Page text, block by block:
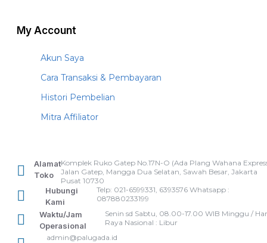
My Account
Akun Saya
Cara Transaksi & Pembayaran
Histori Pembelian
Mitra Affiliator
Alamat
Toko
Komplek Ruko Gatep No.17N-O (Ada Plang Wahana
Jalan Gatep, Mangga Dua Selatan, Sawah Besar, Jakarta
Pusat 10730
Hubungi
Kami
Telp: 021-6599331, 6393576 Whatsapp :
087880233199
Waktu/Jam
Operasional
Senin sd Sabtu, 08.00-17.00 WIB Minggu /
Raya Nasional : Libur
admin@palugada.id